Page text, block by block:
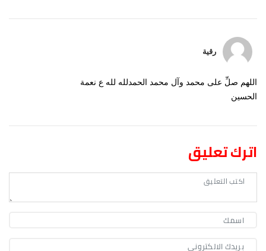
رقية
اللهم صلِّ على محمد وآل محمد الحمدلله لله ع نعمة
الحسين
اترك تعليق